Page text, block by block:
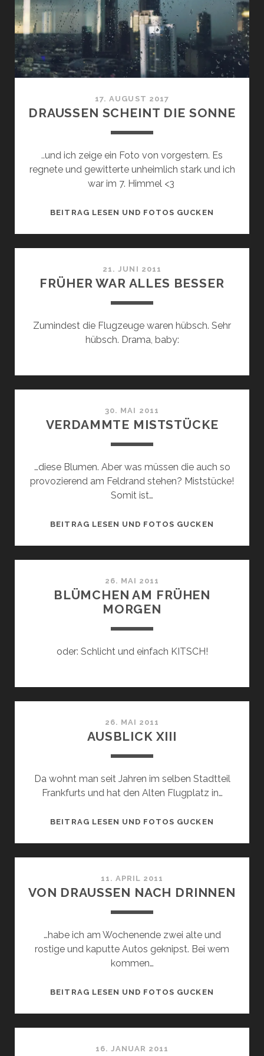
17. AUGUST 2017
DRAUSSEN SCHEINT DIE SONNE
..und ich zeige ein Foto von vorgestern. Es
regnete und gewitterte unheimlich stark und ich
war im 7. Himmel <3
BEITRAG LESEN UND FOTOS GUCKEN
21. JUNI 2011
FRÜHER WAR ALLES BESSER
Zumindest die Flugzeuge waren hübsch. Sehr
hübsch. Drama, baby:
30. MAI 2011
VERDAMMTE MISTSTÜCKE
…diese Blumen. Aber was müssen die auch so
provozierend am Feldrand stehen? Miststücke!
Somit ist…
BEITRAG LESEN UND FOTOS GUCKEN
26. MAI 2011
BLÜMCHEN AM FRÜHEN
MORGEN
oder: Schlicht und einfach KITSCH!
26. MAI 2011
AUSBLICK XIII
Da wohnt man seit Jahren im selben Stadtteil
Frankfurts und hat den Alten Flugplatz in…
BEITRAG LESEN UND FOTOS GUCKEN
11. APRIL 2011
VON DRAUSSEN NACH DRINNEN
…habe ich am Wochenende zwei alte und
rostige und kaputte Autos geknipst. Bei wem
kommen…
BEITRAG LESEN UND FOTOS GUCKEN
16. JANUAR 2011